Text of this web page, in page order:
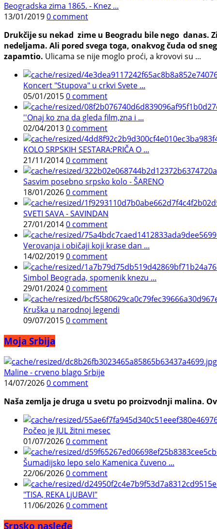
Beogradska zima 1865. - Knez ...
13/01/20190 comment
Drukčije su nekad zime u Beogradu bile nego danas.
nedeljama. Ali pored svega toga, onakvog čuda od
zapamtio. Ulicama se nije moglo proći, a krovovi su ...
Koncert "Stupova" u crkvi Svete ...
05/01/20150 comment
''Onaj ko zna da gleda film,zna i ...
02/04/20130 comment
KOLO SRPSKIH SESTARA:PRIČA O ...
21/11/20140 comment
Sasvim posebno srpsko kolo - ŠARENO
18/01/20260 comment
SVETI SAVA - SAVINDAN
27/01/20140 comment
Verovanja i običaji koji krase dan ...
14/02/20190 comment
Simbol Beograda, spomenik knezu ...
29/01/20240 comment
Kruška u narodnoj legendi
09/07/20150 comment
Moja Srbija
Maline - crveno blago Srbije
14/07/20260 comment
Naša zemlja je druga u svetu po proizvodnji malina.
Počeo je JUL žitni mesec
01/07/20260 comment
Šumadijsko lepo selo Kamenica čuveno ...
22/06/20260 comment
"TISA, REKA LjUBAVI"
11/06/20260 comment
Srpsko nasleđe